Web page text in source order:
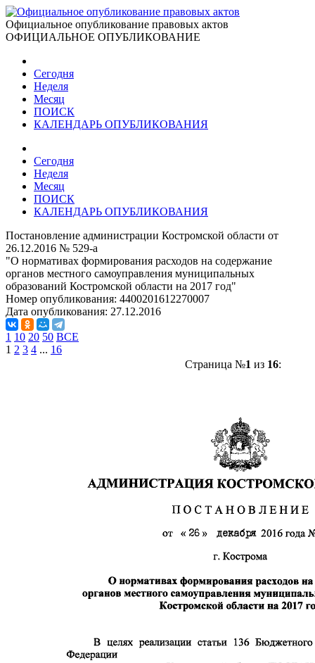
Официальное опубликование правовых актов
ОФИЦИАЛЬНОЕ ОПУБЛИКОВАНИЕ
Сегодня
Неделя
Месяц
ПОИСК
КАЛЕНДАРЬ ОПУБЛИКОВАНИЯ
Сегодня
Неделя
Месяц
ПОИСК
КАЛЕНДАРЬ ОПУБЛИКОВАНИЯ
Постановление администрации Костромской области от
26.12.2016 № 529-а
"О нормативах формирования расходов на содержание
органов местного самоуправления муниципальных
образований Костромской области на 2017 год"
Номер опубликования: 4400201612270007
Дата опубликования: 27.12.2016
1 10 20 50 ВСЕ
1 2 3 4 ... 16
Страница №1 из 16: